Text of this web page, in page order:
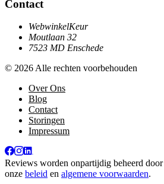
Contact
WebwinkelKeur
Moutlaan 32
7523 MD Enschede
© 2026 Alle rechten voorbehouden
Over Ons
Blog
Contact
Storingen
Impressum
Reviews worden onpartijdig beheerd door
onze beleid en algemene voorwaarden.